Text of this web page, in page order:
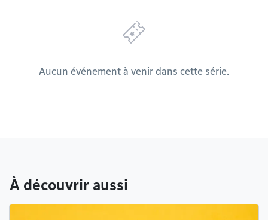
Aucun événement à venir dans cette série.
À découvrir aussi